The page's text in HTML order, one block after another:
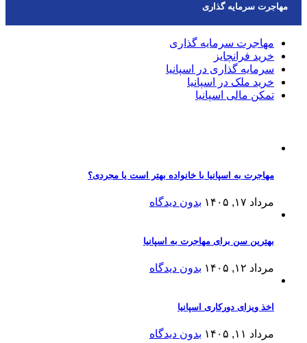
مهاجرت سرمایه گذاری
مهاجرت سرمایه گذاری
خرید فرانچایز
سرمایه گذاری در اسپانیا
خرید ملک در اسپانیا
تمکن مالی اسپانیا
مهاجرت به اسپانیا با خانواده بهتر است یا مجردی؟
مرداد ۱۷, ۱۴۰۵ بدون دیدگاه
بهترین سن برای مهاجرت به اسپانیا
مرداد ۱۲, ۱۴۰۵ بدون دیدگاه
اخذ ویزای دورکاری اسپانیا
مرداد ۱۱, ۱۴۰۵ بدون دیدگاه